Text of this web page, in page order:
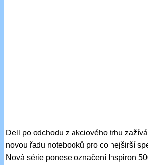
Dell po odchodu z akciového trhu
novou řadu notebooků pro co nejširší
Nová série ponese označení Inspiron